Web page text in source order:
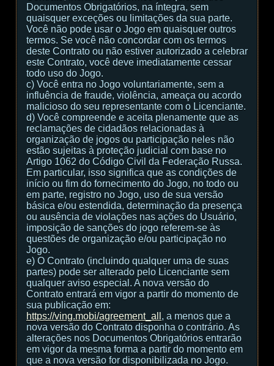
Documentos Obrigatórios, na íntegra, sem
quaisquer exceções ou limitações da sua parte.
Você não pode usar o Jogo em quaisquer outros
termos. Se você não concordar com os termos
deste Contrato ou não estiver autorizado a celebrar
este Contrato, você deve imediatamente cessar
todo uso do Jogo.
c) Você entra no Jogo voluntariamente, sem a
influência de fraude, violência, ameaça ou acordo
malicioso do seu representante com o Licenciante.
d) Você compreende e aceita plenamente que as
reclamações de cidadãos relacionadas à
organização de jogos ou participação neles não
estão sujeitas à proteção judicial com base no
Artigo 1062 do Código Civil da Federação Russa.
Em particular, isso significa que as condições de
início ou fim do fornecimento do Jogo, no todo ou
em parte, registro no Jogo, uso de sua versão
básica e/ou estendida, determinação da presença
ou ausência de violações nas ações do Usuário,
imposição de sanções do jogo referem-se às
questões de organização e/ou participação no
Jogo.
e) O Contrato (incluindo qualquer uma de suas
partes) pode ser alterado pelo Licenciante sem
qualquer aviso especial. A nova versão do
Contrato entrará em vigor a partir do momento de
sua publicação em:
https://ving.mobi/agreement_all , a menos que a
nova versão do Contrato disponha o contrário. As
alterações nos Documentos Obrigatórios entrarão
em vigor da mesma forma a partir do momento em
que a nova versão for disponibilizada no Jogo.